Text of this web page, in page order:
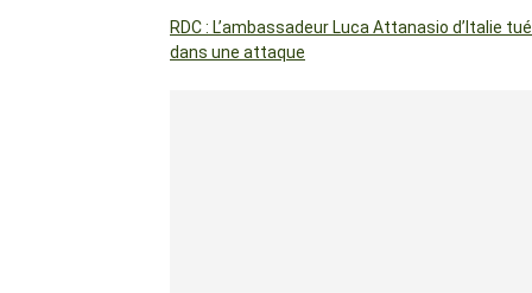
RDC : L’ambassadeur Luca Attanasio d’Italie tué
dans une attaque